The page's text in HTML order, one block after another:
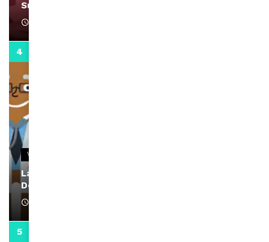
Support Black Business Wee-kend
VIDEOS
La rubrique santé speciale coronavirus du
Docteur Makanda